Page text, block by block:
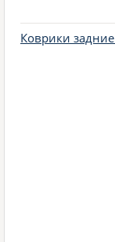
Коврики